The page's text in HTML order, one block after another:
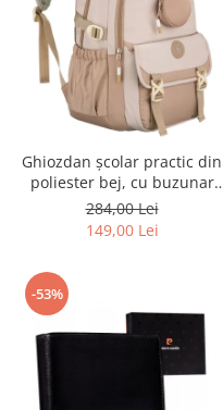
Ghiozdan școlar practic din
poliester bej, cu buzunar
suplimentar și spațiu pentru
o sticlă de apă - Peterson PTR-
PTN 8610-1341 BEIGE
284,00 Lei
149,00 Lei
-53%